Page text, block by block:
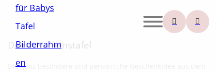
Deine Namenstafel
Die ganz besondere und persönliche Geschenkidee aus dem